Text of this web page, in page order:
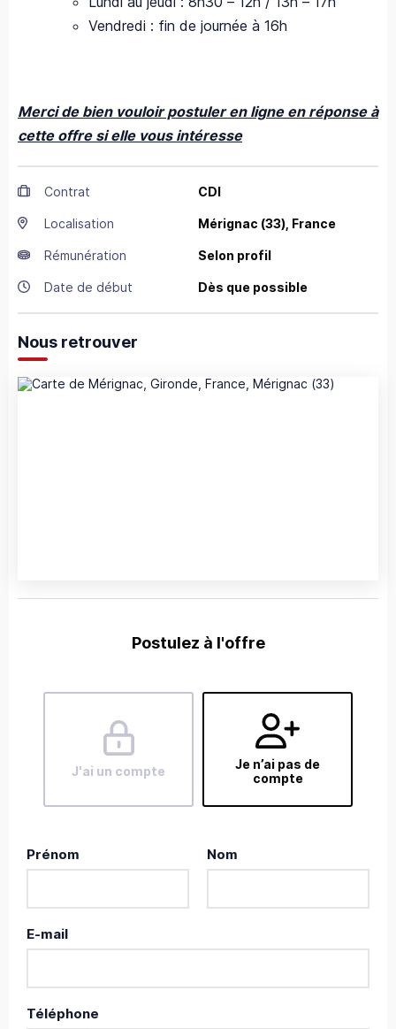
Vendredi : fin de journée à 16h
Merci de bien vouloir postuler en ligne en réponse à
cette offre si elle vous intéresse
Contrat CDI
Localisation Mérignac (33), France
Rémunération Selon profil
Date de début Dès que possible
Nous retrouver
Postulez à l'offre
J'ai un compte
Je n’ai pas de
compte
Prénom Nom
E-mail
Téléphone